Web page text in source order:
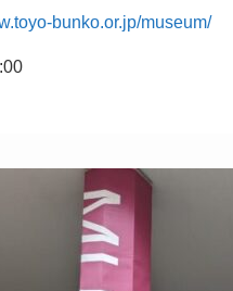
bunko.or.jp/museum/